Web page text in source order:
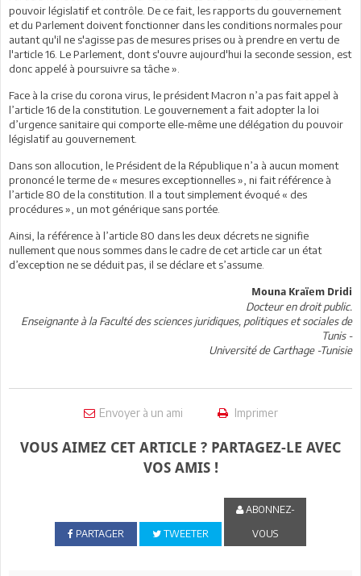
pouvoir législatif et contrôle. De ce fait, les rapports du gouvernement
et du Parlement doivent fonctionner dans les conditions normales pour
autant qu'il ne s'agisse pas de mesures prises ou à prendre en vertu de
l'article 16. Le Parlement, dont s'ouvre aujourd'hui la seconde session, est
donc appelé à poursuivre sa tâche ».
Face à la crise du corona virus, le président Macron n’a pas fait appel à
l’article 16 de la constitution. Le gouvernement a fait adopter la loi
d’urgence sanitaire qui comporte elle-même une délégation du pouvoir
législatif au gouvernement.
Dans son allocution, le Président de la République n’a à aucun moment
prononcé le terme de « mesures exceptionnelles », ni fait référence à
l’article 80 de la constitution. Il a tout simplement évoqué « des
procédures », un mot générique sans portée.
Ainsi, la référence à l’article 80 dans les deux décrets ne signifie
nullement que nous sommes dans le cadre de cet article car un état
d’exception ne se déduit pas, il se déclare et s’assume.
Mouna Kraïem Dridi
Docteur en droit public.
Enseignante à la Faculté des sciences juridiques, politiques et sociales de
Tunis -
Université de Carthage -Tunisie
Envoyer à un ami Imprimer
VOUS AIMEZ CET ARTICLE ? PARTAGEZ-LE AVEC
VOS AMIS !
PARTAGER TWEETER
ABONNEZ-
VOUS